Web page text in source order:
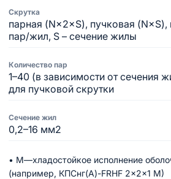
Скрутка
парная (N×2×S), пучковая (N×S),
пар/жил, S – сечение жилы
Количество пар
1–40 (в зависимости от сечения
для пучковой скрутки
Сечение жил
0,2–16 мм2
• М—хладостойкое исполнение
(например, КПСнг(A)-FRHF 2×2×1 М)